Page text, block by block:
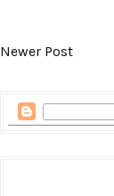
Newer Post